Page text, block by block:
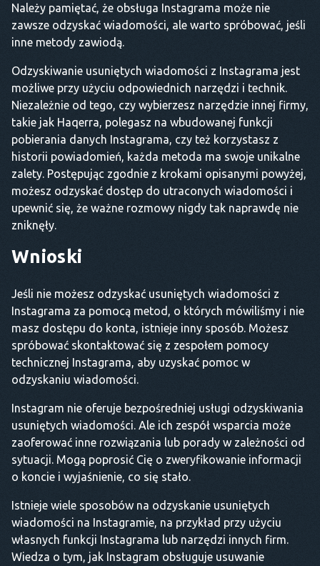
Należy pamiętać, że obsługa Instagrama może nie
zawsze odzyskać wiadomości, ale warto spróbować, jeśli
inne metody zawiodą.
Odzyskiwanie usuniętych wiadomości z Instagrama jest
możliwe przy użyciu odpowiednich narzędzi i technik.
Niezależnie od tego, czy wybierzesz narzędzie innej firmy,
takie jak Haqerra, polegasz na wbudowanej funkcji
pobierania danych Instagrama, czy też korzystasz z
historii powiadomień, każda metoda ma swoje unikalne
zalety. Postępując zgodnie z krokami opisanymi powyżej,
możesz odzyskać dostęp do utraconych wiadomości i
upewnić się, że ważne rozmowy nigdy tak naprawdę nie
zniknęły.
Wnioski
Jeśli nie możesz odzyskać usuniętych wiadomości z
Instagrama za pomocą metod, o których mówiliśmy i nie
masz dostępu do konta, istnieje inny sposób. Możesz
spróbować skontaktować się z zespołem pomocy
technicznej Instagrama, aby uzyskać pomoc w
odzyskaniu wiadomości.
Instagram nie oferuje bezpośredniej usługi odzyskiwania
usuniętych wiadomości. Ale ich zespół wsparcia może
zaoferować inne rozwiązania lub porady w zależności od
sytuacji. Mogą poprosić Cię o zweryfikowanie informacji
o koncie i wyjaśnienie, co się stało.
Istnieje wiele sposobów na odzyskanie usuniętych
wiadomości na Instagramie, na przykład przy użyciu
własnych funkcji Instagrama lub narzędzi innych firm.
Wiedza o tym, jak Instagram obsługuje usuwanie